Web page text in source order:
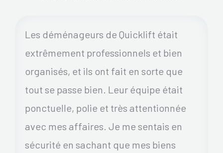
Les déménageurs de Quicklift était
extrêmement professionnels et bien
organisés, et ils ont fait en sorte que
tout se passe bien. Leur équipe était
ponctuelle, polie et très attentionnée
avec mes affaires. Je me sentais en
sécurité en sachant que mes biens